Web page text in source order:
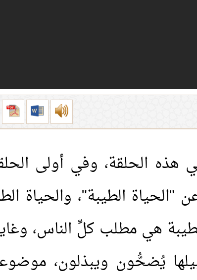
هذه الحلقة، وفي أولى
"الحياة الطيبة"، والحياة
هي مطلب كلِّ الناس،
يُضحُّون ويبذلون،